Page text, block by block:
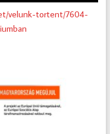
velunk-tortent/7604-